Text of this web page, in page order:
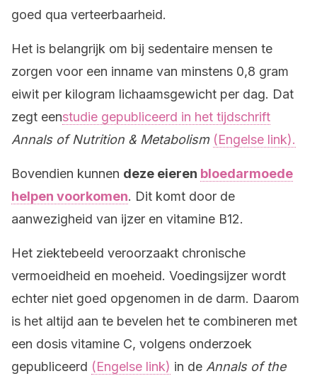
goed qua verteerbaarheid.
Het is belangrijk om bij sedentaire mensen te
zorgen voor een inname van minstens 0,8 gram
eiwit per kilogram lichaamsgewicht per dag. Dat
zegt eenstudie gepubliceerd in het tijdschrift
Annals of Nutrition & Metabolism (Engelse link).
Bovendien kunnen deze eieren bloedarmoede
helpen voorkomen. Dit komt door de
aanwezigheid van ijzer en vitamine B12.
Het ziektebeeld veroorzaakt chronische
vermoeidheid en moeheid. Voedingsijzer wordt
echter niet goed opgenomen in de darm. Daarom
is het altijd aan te bevelen het te combineren met
een dosis vitamine C, volgens onderzoek
gepubliceerd (Engelse link) in de Annals of the